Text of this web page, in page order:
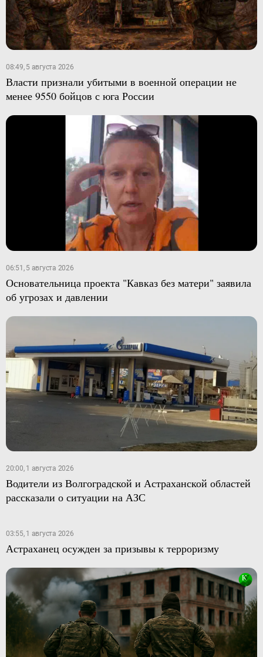
08:49, 5 августа 2026
Власти признали убитыми в военной операции не
менее 9550 бойцов с юга России
06:51, 5 августа 2026
Основательница проекта "Кавказ без матери" заявила
об угрозах и давлении
20:00, 1 августа 2026
Водители из Волгоградской и Астраханской областей
рассказали о ситуации на АЗС
03:55, 1 августа 2026
Астраханец осужден за призывы к терроризму